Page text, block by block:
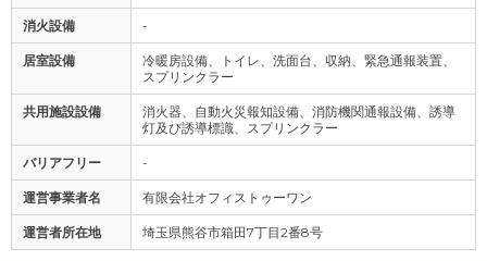
消火設備 -
居室設備
冷暖房設備、トイレ、洗面台、収納、緊急通報装置、
スプリンクラー
共用施設設備
消火器、自動火災報知設備、消防機関通報設備、誘導
灯及び誘導標識、スプリンクラー
バリアフリー -
運営事業者名 有限会社オフィストゥーワン
運営者所在地 埼玉県熊谷市箱田7丁目2番8号